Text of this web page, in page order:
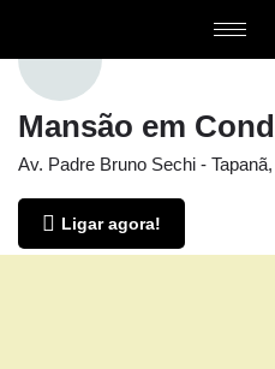
Mansão em
Av. Padre Bruno Sechi -
Ligar agora!